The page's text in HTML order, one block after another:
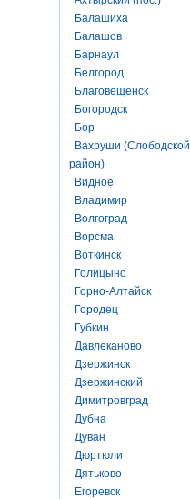
Балашиха
Балашов
Барнаул
Белгород
Благовещенск
Богородск
Бор
Вахруши (Слободской
район)
Видное
Владимир
Волгоград
Ворсма
Воткинск
Голицыно
Горно-Алтайск
Городец
Губкин
Давлеканово
Дзержинск
Дзержинский
Димитровград
Дубна
Дуван
Дюртюли
Дятьково
Егоревск